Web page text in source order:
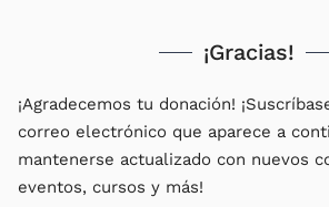
¡Gracias!
¡Agradecemos tu donación!
correo electrónico que aparece a
mantenerse actualizado con nuevos
eventos, cursos y más!